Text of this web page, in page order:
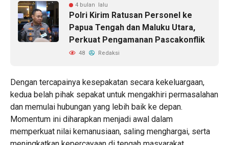
4 bulan lalu
Polri Kirim Ratusan Personel ke
Papua Tengah dan Maluku Utara,
Perkuat Pengamanan Pascakonflik
48 Redaksi
Dengan tercapainya kesepakatan secara kekeluargaan,
kedua belah pihak sepakat untuk mengakhiri permasalahan
dan memulai hubungan yang lebih baik ke depan.
Momentum ini diharapkan menjadi awal dalam
memperkuat nilai kemanusiaan, saling menghargai, serta